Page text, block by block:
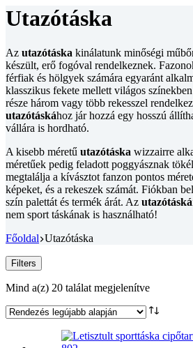
Utazótáska
Az utazótáska kinálatunk minőségi
készült, erő fogóval rendelkeznek.
férfiak és hölgyek számára egyaránt
klasszikus fekete mellett világos
része három vagy több rekesszel
utazótáskához jár hozzá egy hosszú
vállára is hordható.
A kisebb méretű utazótáska wizzairre
méretűek pedig feladott poggyásznak
megtalálja a kívásztot fanzon pontos
képeket, és a rekeszek számát. Fiókban
szín palettát és termék árát. Az utazótáská
nem sport táskának is használható!
Főoldal Utazótáska
Filters
Mind a(z) 20 találat megjelenítveSorted
latest